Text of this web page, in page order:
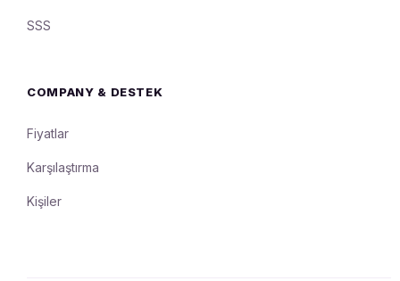
SSS
COMPANY & DESTEK
Fiyatlar
Karşılaştırma
Kişiler